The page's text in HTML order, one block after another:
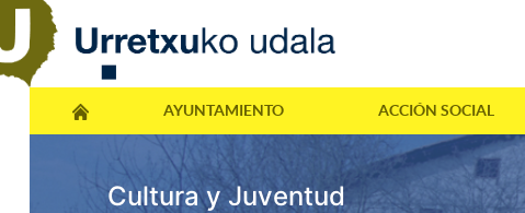
AYUNTAMIENTO ACCIÓN SOCIAL
Cultura y Juventud